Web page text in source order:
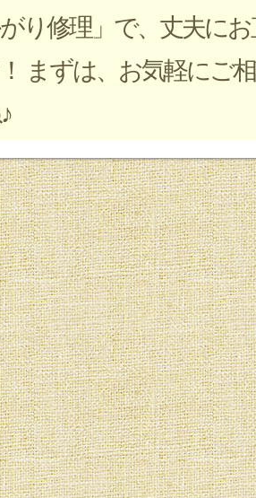
り修理」で、丈夫にお
まずは、お気軽にご